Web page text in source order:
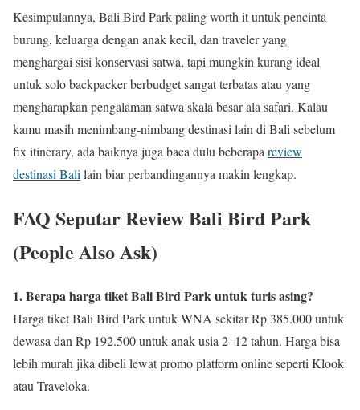
Kesimpulannya, Bali Bird Park paling worth it untuk pencinta
burung, keluarga dengan anak kecil, dan traveler yang
menghargai sisi konservasi satwa, tapi mungkin kurang ideal
untuk solo backpacker berbudget sangat terbatas atau yang
mengharapkan pengalaman satwa skala besar ala safari. Kalau
kamu masih menimbang-nimbang destinasi lain di Bali sebelum
fix itinerary, ada baiknya juga baca dulu beberapa review
destinasi Bali lain biar perbandingannya makin lengkap.
FAQ Seputar Review Bali Bird Park
(People Also Ask)
1. Berapa harga tiket Bali Bird Park untuk turis asing?
Harga tiket Bali Bird Park untuk WNA sekitar Rp 385.000 untuk
dewasa dan Rp 192.500 untuk anak usia 2–12 tahun. Harga bisa
lebih murah jika dibeli lewat promo platform online seperti Klook
atau Traveloka.